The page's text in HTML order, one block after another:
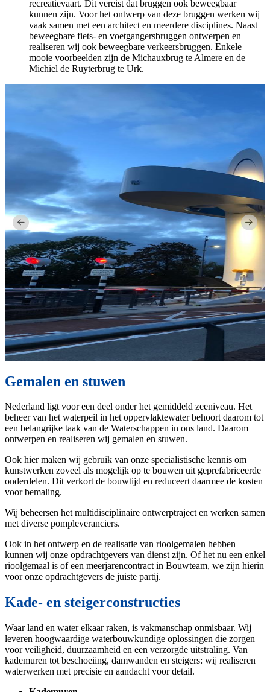
recreatievaart. Dit vereist dat bruggen ook beweegbaar
kunnen zijn. Voor het ontwerp van deze bruggen werken wij
vaak samen met een architect en meerdere disciplines. Naast
beweegbare fiets- en voetgangersbruggen ontwerpen en
realiseren wij ook beweegbare verkeersbruggen. Enkele
mooie voorbeelden zijn de Michauxbrug te Almere en de
Michiel de Ruyterbrug te Urk.
Gemalen en stuwen
Nederland ligt voor een deel onder het gemiddeld zeeniveau. Het
beheer van het waterpeil in het oppervlaktewater behoort daarom tot
een belangrijke taak van de Waterschappen in ons land. Daarom
ontwerpen en realiseren wij gemalen en stuwen.
Ook hier maken wij gebruik van onze specialistische kennis om
kunstwerken zoveel als mogelijk op te bouwen uit geprefabriceerde
onderdelen. Dit verkort de bouwtijd en reduceert daarmee de kosten
voor bemaling.
Wij beheersen het multidisciplinaire ontwerptraject en werken samen
met diverse pompleveranciers.
Ook in het ontwerp en de realisatie van rioolgemalen hebben
kunnen wij onze opdrachtgevers van dienst zijn. Of het nu een enkel
rioolgemaal is of een meerjarencontract in Bouwteam, we zijn hierin
voor onze opdrachtgevers de juiste partij.
Kade- en steigerconstructies
Waar land en water elkaar raken, is vakmanschap onmisbaar. Wij
leveren hoogwaardige waterbouwkundige oplossingen die zorgen
voor veiligheid, duurzaamheid en een verzorgde uitstraling. Van
kademuren tot beschoeiing, damwanden en steigers: wij realiseren
waterwerken met precisie en aandacht voor detail.